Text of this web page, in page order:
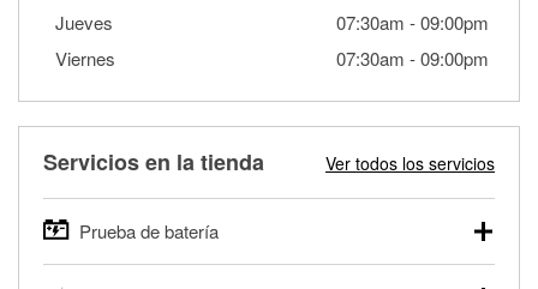
Jueves
07:30am -09:00pm
Viernes
07:30am -09:00pm
Servicios en la tienda Ver todos los servicios
Prueba de batería